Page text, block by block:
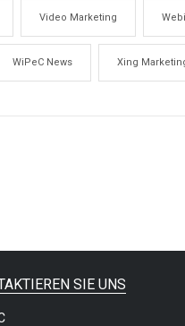
Video Marketing
WiPeC News Xing
SIE UNS